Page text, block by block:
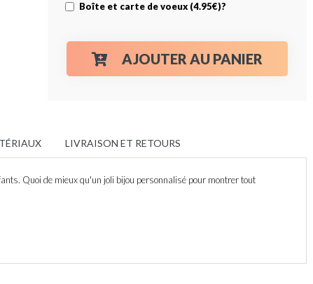
Boîte et carte de voeux (4.95€)?
AJOUTER AU PANIER
LIVRAISON ET RETOURS
Quoi de mieux qu'un joli bijou personnalisé pour montrer tout